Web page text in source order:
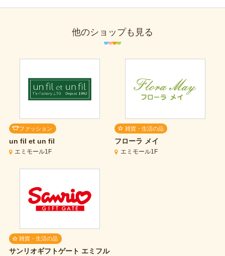
他のショップも見る
ファッション
un fil et un fil
エミモール1F
雑貨・生活の品
フローラ メイ
エミモール1F
雑貨・生活の品
サンリオギフトゲート エミフル